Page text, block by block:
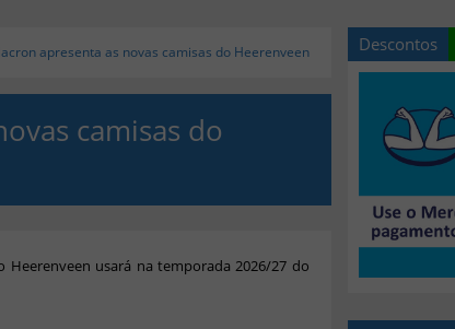
apresenta as novas camisas do Heerenveen
camisas do
usará na temporada 2026/27 do
Descontos